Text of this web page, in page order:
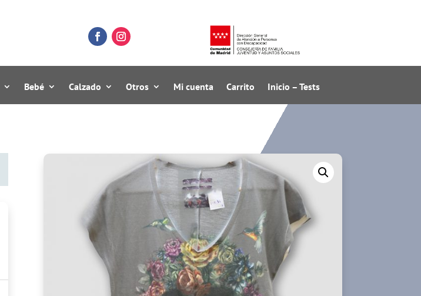
Bebé Calzado Otros Mi cuenta Carrito Inicio – Tests